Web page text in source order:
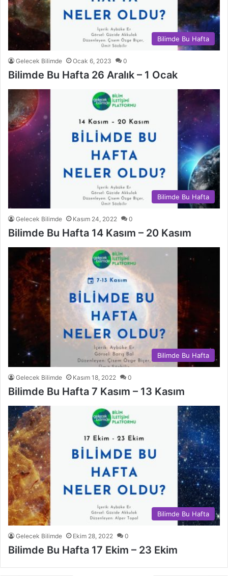
Bilimde Bu Hafta
Gelecek Bilimde Ocak 6, 2023 0
Bilimde Bu Hafta 26 Aralık – 1 Ocak
Bilimde Bu Hafta
Gelecek Bilimde Kasım 24, 2022 0
Bilimde Bu Hafta 14 Kasım – 20 Kasım
Bilimde Bu Hafta
Gelecek Bilimde Kasım 18, 2022 0
Bilimde Bu Hafta 7 Kasım – 13 Kasım
Bilimde Bu Hafta
Gelecek Bilimde Ekim 28, 2022 0
Bilimde Bu Hafta 17 Ekim – 23 Ekim